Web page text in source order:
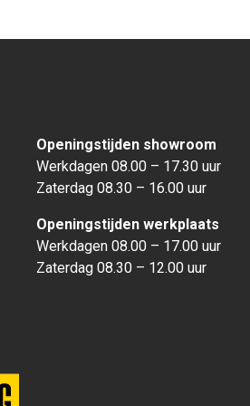
Openingstijden showroom
Werkdagen 08.00 – 17.30 uur
Zaterdag 08.30 – 16.00 uur
Openingstijden werkplaats
Werkdagen 08.00 – 17.00 uur
Zaterdag 08.30 – 12.00 uur